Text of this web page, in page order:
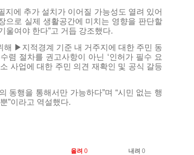
지에 추가 설치가 이어질 가능성도 열려 있어
으로 실제 생활공간에 미치는 영향을 판단할
울여야 한다”고 거듭 강조했다.
해 ▶지적경계 기준 내 거주지에 대한 주민 동
절차를 권고사항이 아닌 ‘인허가 필수 요
사업에 대한 주민 의견 재확인 및 공식 갈등
동행을 통해서만 가능하다”며 “시민 없는 행
”이라고 역설했다.
올려 0 내려 0